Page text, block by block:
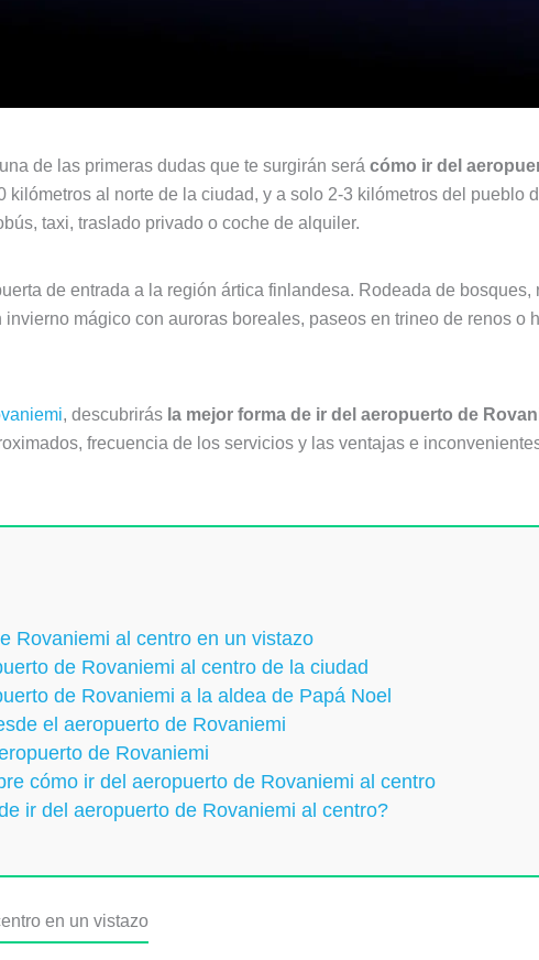
de las primeras dudas que te surgirán será cómo ir del
kilómetros al norte de la ciudad, y a solo 2-3 kilómetros del pueblo
taxi, traslado privado o coche de alquiler.
de entrada a la región ártica finlandesa. Rodeada de
mágico con auroras boreales, paseos en trineo de renos o
, descubrirás la mejor forma de ir del aeropuerto de
frecuencia de los servicios y las ventajas e
Rovaniemi al centro en un vistazo
de Rovaniemi al centro de la ciudad
de Rovaniemi a la aldea de Papá Noel
el aeropuerto de Rovaniemi
de Rovaniemi
cómo ir del aeropuerto de Rovaniemi al centro
ir del aeropuerto de Rovaniemi al centro?
en un vistazo